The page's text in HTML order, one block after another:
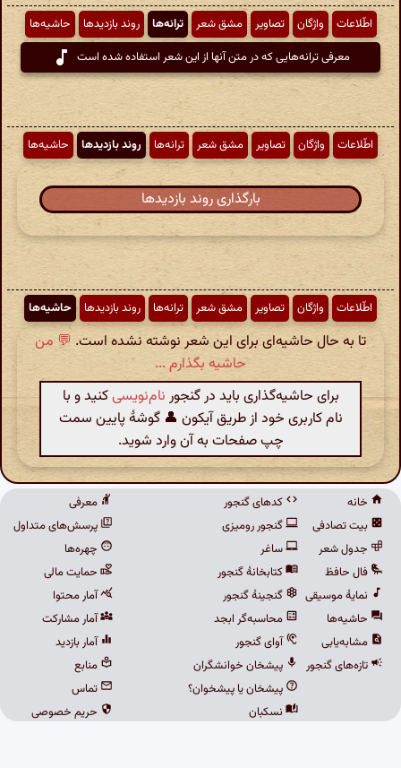
اطّلاعات واژگان تصاویر مشق شعر ترانه‌ها روند بازدیدها
حاشیه‌ها
معرفی ترانه‌هایی که در متن آنها از این شعر استفاده شده است
اطّلاعات واژگان تصاویر مشق شعر ترانه‌ها روند بازدیدها حاشیه‌ها
بارگذاری روند بازدیدها
اطّلاعات واژگان تصاویر مشق شعر ترانه‌ها روند بازدیدها حاشیه‌ها
تا به حال حاشیه‌ای برای این شعر نوشته نشده است. 💬 من
حاشیه بگذارم ...
برای حاشیه‌گذاری باید در گنجور نام‌نویسیکنید و با
نام کاربری خود از طریق آیکون 👤 گوشهٔ پایین سمت
چپ صفحات به آن وارد شوید.
خانه
بیت تصادفی
جدول شعر
فال حافظ
نمایهٔ موسیقی
حاشیه‌ها
مشابه‌یابی
تازه‌های گنجور
کدهای گنجور
گنجور رومیزی
ساغر
کتابخانهٔ گنجور
گنجینهٔ گنجور
محاسبه‌گر ابجد
آوای گنجور
پیشخان خوانشگران
پیشخان یا پیشخوان؟
نسکبان
معرفی
پرسش‌های متداول
چهره‌ها
حمایت مالی
آمار محتوا
آمار مشارکت
آمار بازدید
منابع
تماس
حریم خصوصی